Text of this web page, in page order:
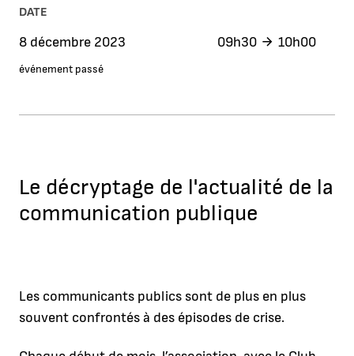
DATE
8 décembre 2023 09h30 10h00
événement passé
Le décryptage de l'actualité de la
communication publique
Les communicants publics sont de plus en plus
souvent confrontés à des épisodes de crise.